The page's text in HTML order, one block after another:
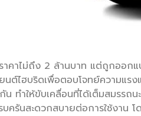
าคาไม่ถึง 2 ล้านบาท แต่ถูกออก
นต์ไฮบริดเพื่อตอบโจทย์ความแร
น ทำให้ขับเคลื่อนที่ได้เต็มสมรรถ
ครันสะดวกสบายต่อการใช้งาน โ